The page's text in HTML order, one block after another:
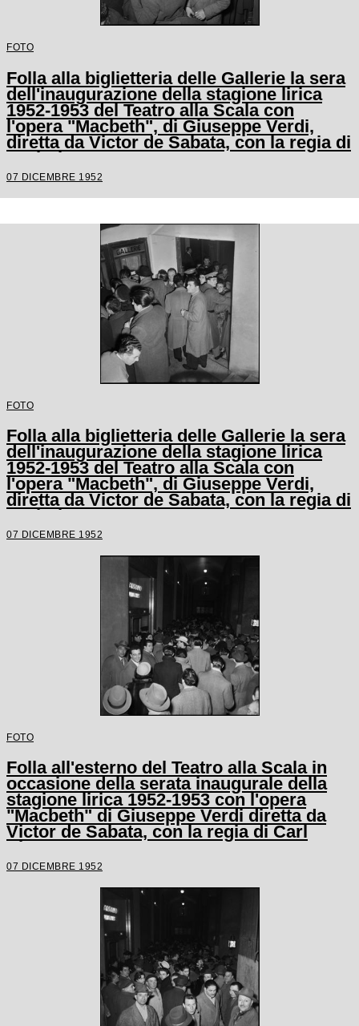
FOTO
Folla alla biglietteria delle Gallerie la sera
dell'inaugurazione della stagione lirica
1952-1953 del Teatro alla Scala con
l'opera "Macbeth", di Giuseppe Verdi,
diretta da Victor de Sabata, con la regia di
Carl Ebert
07 DICEMBRE 1952
FOTO
Folla alla biglietteria delle Gallerie la sera
dell'inaugurazione della stagione lirica
1952-1953 del Teatro alla Scala con
l'opera "Macbeth", di Giuseppe Verdi,
diretta da Victor de Sabata, con la regia di
Carl Ebert
07 DICEMBRE 1952
FOTO
Folla all'esterno del Teatro alla Scala in
occasione della serata inaugurale della
stagione lirica 1952-1953 con l'opera
"Macbeth" di Giuseppe Verdi diretta da
Victor de Sabata, con la regia di Carl
Ebert
07 DICEMBRE 1952